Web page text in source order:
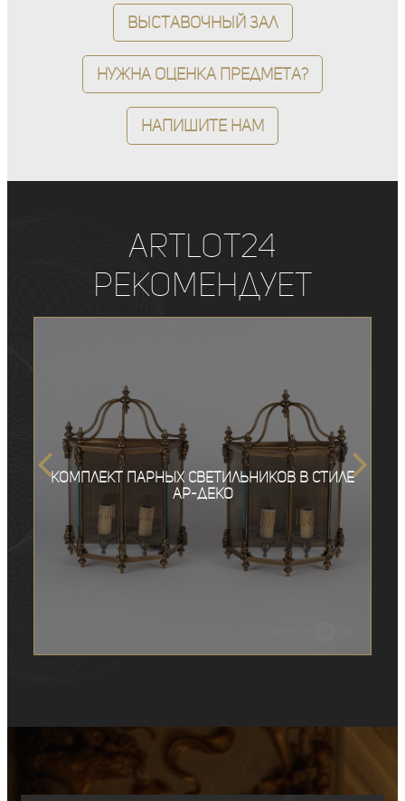
Выставочный зал
Нужна оценка предмета?
Напишите нам
ArtLot24
рекомендует
Комплект парных светильников в стиле
ар-деко